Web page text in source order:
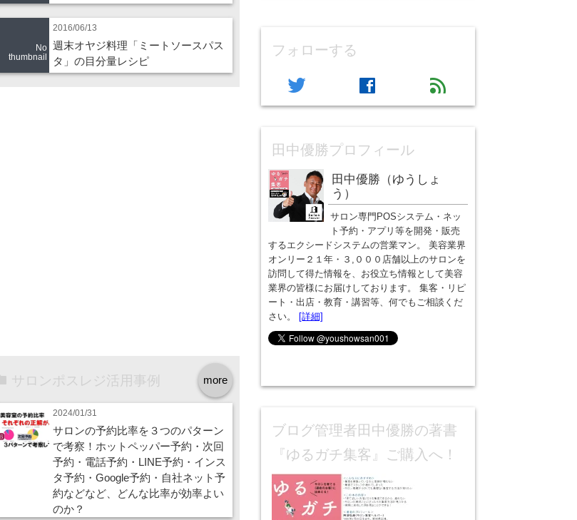
No
thumbnail
2016/06/13
週末オヤジ料理「ミートソースパス
タ」の目分量レシピ
more
サロンポスレジ活用事例
2024/01/31
サロンの予約比率を３つのパターン
で考察！ホットペッパー予約・次回
予約・電話予約・LINE予約・インス
タ予約・Google予約・自社ネット予
約などなど、どんな比率が効率よい
のか？
フォローする
twitter facebook feed
田中優勝プロフィール
田中優勝（ゆうしょ
う）
サロン専門POSシステム・ネッ
ト予約・アプリ等を開発・販売
するエクシードシステムの営業マン。 美容業界
オンリー２１年・３,０００店舗以上のサロンを
訪問して得た情報を、お役立ち情報として美容
業界の皆様にお届けしております。 集客・リピ
ート・出店・教育・講習等、何でもご相談くだ
さい。
[詳細]
ブログ管理者田中優勝の著書
『ゆるガチ集客』ご購入へ！